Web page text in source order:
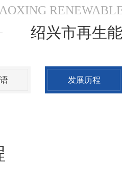
绍兴市再生
发展历程